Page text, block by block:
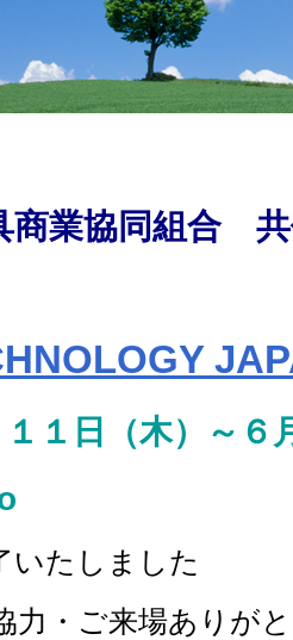
商業協同組合
１日（木）～６
いたしました
・ご来場ありが